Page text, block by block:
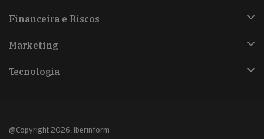
Financeira e Riscos
Marketing
Tecnologia
@Copyright 2026, Iberinform